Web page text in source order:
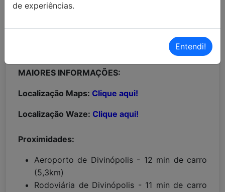
MAIORES INFORMAÇÕES:
Localização Maps: Clique aqui!
Localização Waze: Clique aqui!
Proximidades:
Aeroporto de Divinópolis - 12 min de carro
(5,3km)
Rodoviária de Divinópolis - 11 min de carro
de experiências.
Entendi!